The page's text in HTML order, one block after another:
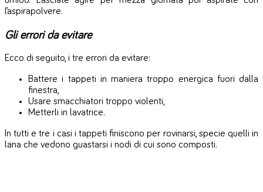
l’aspirapolvere.
Gli errori da evitare
Ecco di seguito, i tre errori da evitare:
Battere i tappeti in maniera troppo energica fuori dalla
finestra,
Usare smacchiatori troppo violenti,
Metterli in lavatrice.
In tutti e tre i casi i tappeti finiscono per rovinarsi, specie quelli in
lana che vedono guastarsi i nodi di cui sono composti.